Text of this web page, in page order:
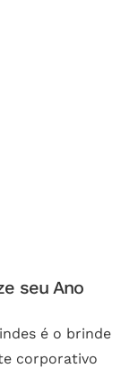
seu Ano
é o brinde
corporativo